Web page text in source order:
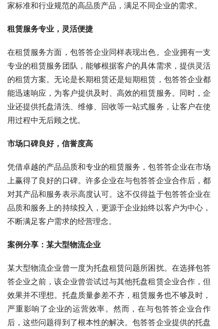
家标准和行业规范的高品质产品，满足不同企业的需求。
租赁服务专业，灵活便捷
在租赁服务方面，包答答企业同样表现出色。企业拥有一支
专业的租赁服务团队，能够根据客户的具体需求，提供灵活
的租赁方案。无论是长期租赁还是短期租赁，包答答企业都
能迅速响应，为客户提供及时、高效的租赁服务。同时，企
业还提供托盘清洗、维修、回收等一站式服务，让客户在使
用过程中无后顾之忧。
市场口碑良好，信誉度高
凭借卓越的产品品质和专业的租赁服务，包答答企业在市场
上赢得了良好的口碑。许多企业在与包答答企业合作后，都
对其产品和服务表示高度认可。这不仅得益于包答答企业在
品质和服务上的持续投入，更源于企业始终以客户为中心，
不断满足客户需求的经营理念。
案例分享：某大型物流企业
某大型物流企业曾一度为托盘租赁问题所困扰。在选择包答
答企业之前，该企业曾尝试过与其他托盘租赁企业合作，但
效果并不理想。托盘质量参差不齐，租赁服务也不够及时，
严重影响了企业的运营效率。然而，在与包答答企业合作
后，这些问题得到了根本性的解决。包答答企业提供的托盘